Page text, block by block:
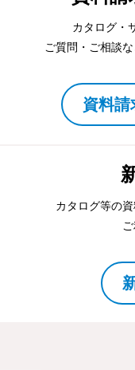
カタログ・
ご質問・ご相談
資料請
カタログ等の